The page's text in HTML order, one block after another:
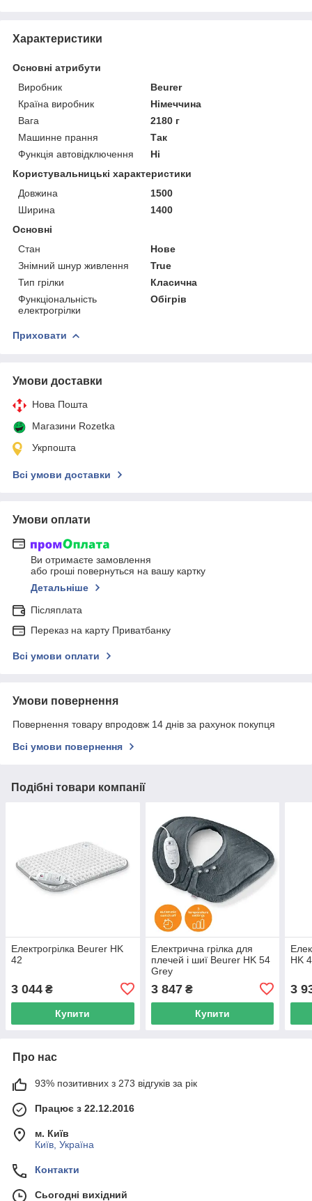
Характеристики
Основні атрибути
Виробник
Beurer
Країна виробник
Німеччина
Вага
2180 г
Машинне прання
Так
Функція автовідключення
Ні
Користувальницькі характеристики
Довжина
1500
Ширина
1400
Основні
Стан
Нове
Знімний шнур живлення
True
Тип грілки
Класична
Функціональність
електрогрілки
Обігрів
Приховати
Умови доставки
Нова Пошта
Магазини Rozetka
Укрпошта
Всі умови доставки
Умови оплати
Ви отримаєте замовлення
або гроші повернуться на вашу картку
Детальніше
Післяплата
Переказ на карту Приватбанку
Всі умови оплати
Умови повернення
Повернення товару впродовж 14 днів за рахунок покупця
Всі умови повернення
Подібні товари компанії
Електрогрілка Beurer HK
42
3 044 ₴
Купити
Електрична грілка для
плечей і шиї Beurer HK 54
Grey
3 847₴
Купити
HK
3
Про нас
93% позитивних з 273 відгуків за рік
Працює з 22.12.2016
м. Київ
Київ, Україна
Контакти
Сьогодні вихідний